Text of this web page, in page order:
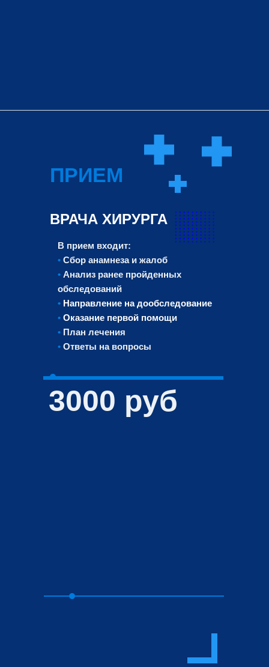
ПРИЕМ
ВРАЧА ХИРУРГА
В прием входит:
• Сбор анамнеза и жалоб
• Анализ ранее пройденных
обследований
• Направление на дообследование
• Оказание первой помощи
• План лечения
• Ответы на вопросы
3000 руб